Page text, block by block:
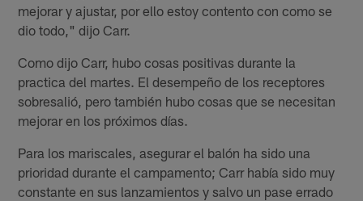
mejorar y ajustar, por ello estoy contento con como se
dio todo," dijo Carr.
Como dijo Carr, hubo cosas positivas durante la
practica del martes. El desempeño de los receptores
sobresalió, pero también hubo cosas que se necesitan
mejorar en los próximos días.
Para los mariscales, asegurar el balón ha sido una
prioridad durante el campamento; Carr había sido muy
constante en sus lanzamientos y salvo un pase errado